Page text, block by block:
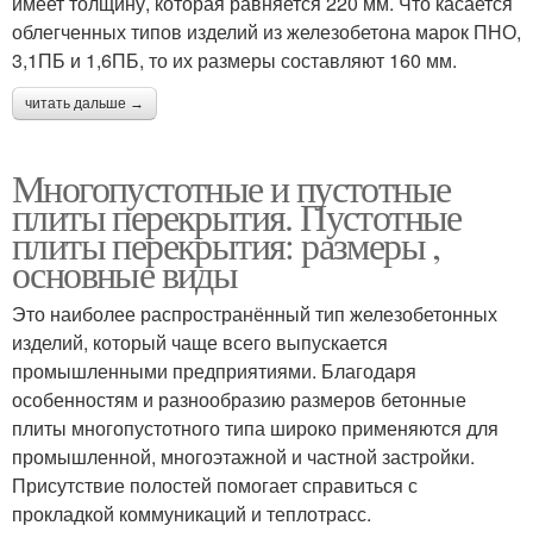
облегченных типов изделий из железобетона марок ПНО,
3,1ПБ и 1,6ПБ, то их размеры составляют 160 мм.
читать дальше →
Многопустотные и пустотные
плиты перекрытия. Пустотные
плиты перекрытия: размеры ,
основные виды
Это наиболее распространённый тип железобетонных
изделий, который чаще всего выпускается
промышленными предприятиями. Благодаря
особенностям и разнообразию размеров бетонные
плиты многопустотного типа широко применяются для
промышленной, многоэтажной и частной застройки.
Присутствие полостей помогает справиться с
прокладкой коммуникаций и теплотрасс.